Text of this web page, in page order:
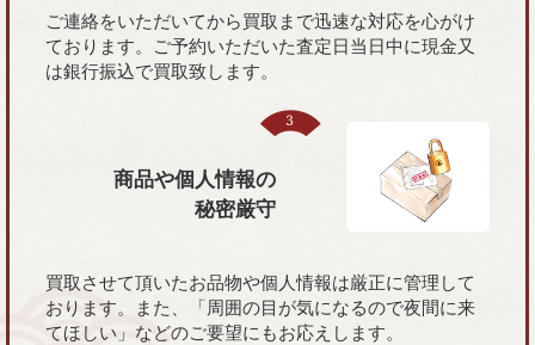
ご連絡をいただいてから買取まで迅速な対応を心がけ
ております。ご予約いただいた査定日当日中に現金又
は銀行振込で買取致します。
商品や個人情報の
秘密厳守
買取させて頂いたお品物や個人情報は厳正に管理して
おります。また、「周囲の目が気になるので夜間に来
てほしい」などのご要望にもお応えします。